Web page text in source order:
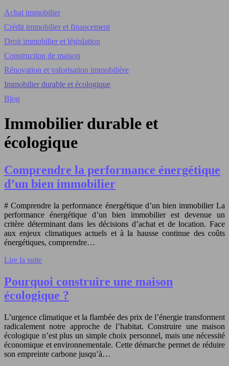
Achat immobilier
Crédit immobilier et financement
Droit immobilier et législation
Construction de maison
Rénovation et valorisation immobilière
Immobilier durable et écologique
Blog
Immobilier durable et
écologique
Comprendre la performance énergétique
d’un bien immobilier
# Comprendre la performance énergétique d’un bien immobilier La
performance énergétique d’un bien immobilier est devenue un
critère déterminant dans les décisions d’achat et de location. Face
aux enjeux climatiques actuels et à la hausse continue des coûts
énergétiques, comprendre…
Lire la suite
Pourquoi construire une maison
écologique ?
L’urgence climatique et la flambée des prix de l’énergie transforment
radicalement notre approche de l’habitat. Construire une maison
écologique n’est plus un simple choix personnel, mais une nécessité
économique et environnementale. Cette démarche permet de réduire
son empreinte carbone jusqu’à…